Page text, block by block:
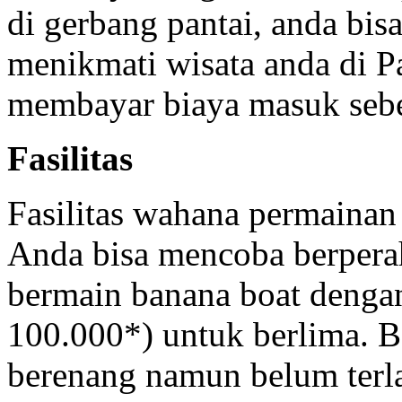
di gerbang pantai, anda
menikmati wisata anda di
membayar biaya masuk
Fasilitas
Fasilitas wahana
Anda bisa mencoba
bermain banana boat
100.000*) untuk berlima.
berenang namun belum